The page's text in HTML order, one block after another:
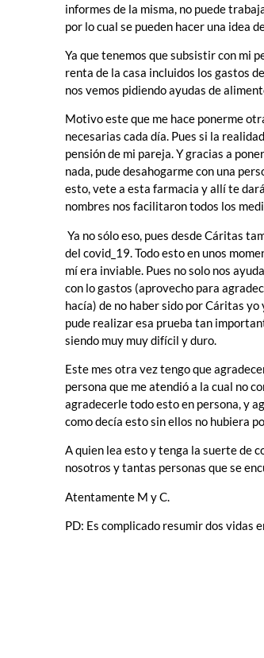
informes de la misma, no puede
por lo cual se pueden hacer una idea
Ya que tenemos que subsistir con mi
renta de la casa incluidos los gastos
nos vemos pidiendo ayudas de
Motivo este que me hace ponerme
necesarias cada día. Pues si la
pensión de mi pareja. Y gracias a
nada, pude desahogarme con una
esto, vete a esta farmacia y allí te
nombres nos facilitaron todos los
Ya no sólo eso, pues desde Cáritas
del covid_19. Todo esto en unos
mí era inviable. Pues no solo nos
con lo gastos (aprovecho para
hacía) de no haber sido por Cáritas
pude realizar esa prueba tan
siendo muy muy difícil y duro.
Este mes otra vez tengo que
persona que me atendió a la cual no
agradecerle todo esto en persona, y
como decía esto sin ellos no hubiera
A quien lea esto y tenga la suerte de
nosotros y tantas personas que se
Atentamente M y C.
PD: Es complicado resumir dos vidas